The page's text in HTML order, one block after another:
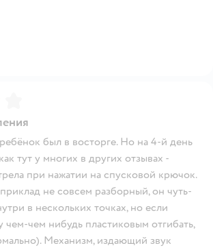
был в восторге. Но на 4-й день
тут у многих в других отзывах -
при нажатии на спусковой крючок.
не совсем разборный, он чуть-
в нескольких точках, но если
чем-чем нибудь пластиковым отгибать,
Механизм, издающий звук